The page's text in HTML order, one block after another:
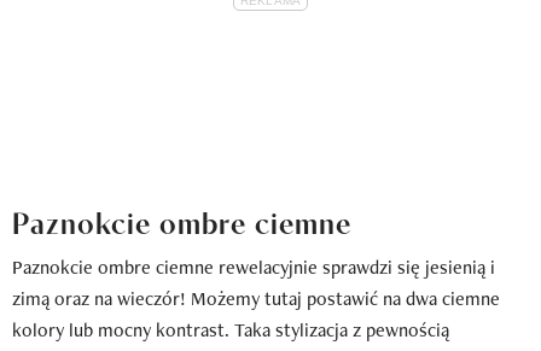
Paznokcie ombre ciemne
Paznokcie ombre ciemne rewelacyjnie sprawdzi się jesienią i
zimą oraz na wieczór! Możemy tutaj postawić na dwa ciemne
kolory lub mocny kontrast. Taka stylizacja z pewnością